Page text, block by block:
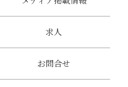
求人
お問合せ